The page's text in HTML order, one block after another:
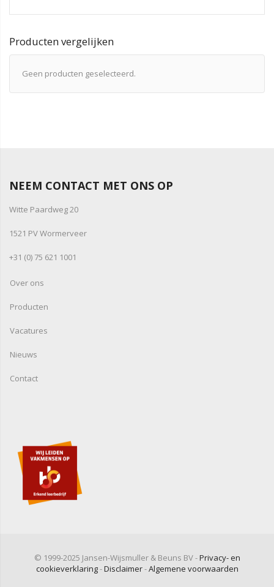
Producten vergelijken
Geen producten geselecteerd.
NEEM CONTACT MET ONS OP
Witte Paardweg 20
1521 PV Wormerveer
+31 (0) 75 621 1001
Over ons
Producten
Vacatures
Nieuws
Contact
© 1999-2025 Jansen-Wijsmuller & Beuns BV -Privacy- en
cookieverklaring-Disclaimer-Algemene voorwaarden